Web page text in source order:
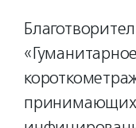
принимающих